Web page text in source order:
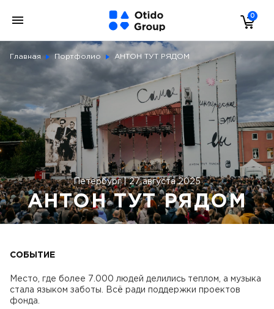
0
Главная Портфолио АНТОН ТУТ РЯДОМ
Петербург | 27 августа 2025
АНТОН ТУТ РЯДОМ
СОБЫТИЕ
Место, где более 7.000 людей делились теплом, а музыка
стала языком заботы. Всё ради поддержки проектов
фонда.